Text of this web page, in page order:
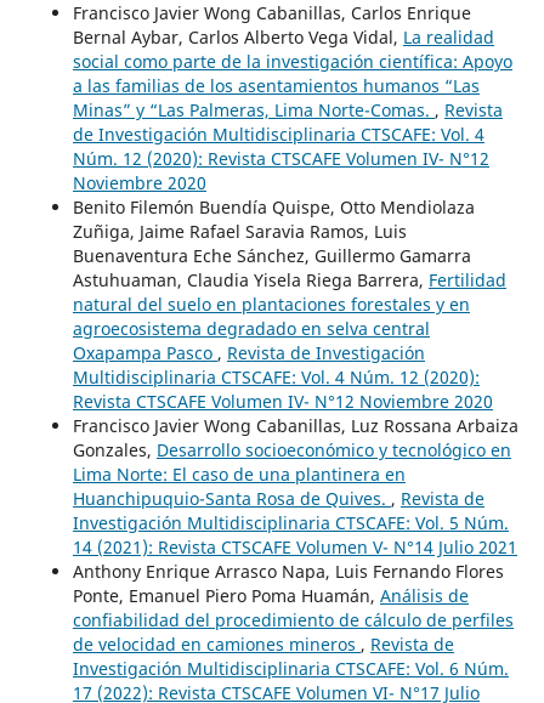
Francisco Javier Wong Cabanillas, Carlos Enrique
Bernal Aybar, Carlos Alberto Vega Vidal, La realidad
social como parte de la investigación científica: Apoyo
a las familias de los asentamientos humanos “Las
Minas” y “Las Palmeras, Lima Norte-Comas. , Revista
de Investigación Multidisciplinaria CTSCAFE: Vol. 4
Núm. 12 (2020): Revista CTSCAFE Volumen IV- N°12
Noviembre 2020
Benito Filemón Buendía Quispe, Otto Mendiolaza
Zuñiga, Jaime Rafael Saravia Ramos, Luis
Buenaventura Eche Sánchez, Guillermo Gamarra
Astuhuaman, Claudia Yisela Riega Barrera, Fertilidad
natural del suelo en plantaciones forestales y en
agroecosistema degradado en selva central
Oxapampa Pasco , Revista de Investigación
Multidisciplinaria CTSCAFE: Vol. 4 Núm. 12 (2020):
Revista CTSCAFE Volumen IV- N°12 Noviembre 2020
Francisco Javier Wong Cabanillas, Luz Rossana Arbaiza
Gonzales, Desarrollo socioeconómico y tecnológico en
Lima Norte: El caso de una plantinera en
Huanchipuquio-Santa Rosa de Quives. , Revista de
Investigación Multidisciplinaria CTSCAFE: Vol. 5 Núm.
14 (2021): Revista CTSCAFE Volumen V- N°14 Julio 2021
Anthony Enrique Arrasco Napa, Luis Fernando Flores
Ponte, Emanuel Piero Poma Huamán, Análisis de
confiabilidad del procedimiento de cálculo de perfiles
de velocidad en camiones mineros , Revista de
Investigación Multidisciplinaria CTSCAFE: Vol. 6 Núm.
17 (2022): Revista CTSCAFE Volumen VI- N°17 Julio